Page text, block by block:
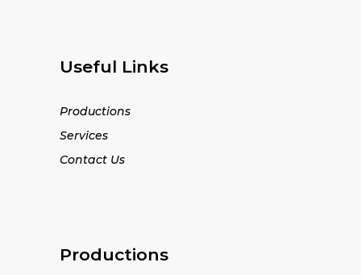
Useful Links
Productions
Services
Contact Us
Productions